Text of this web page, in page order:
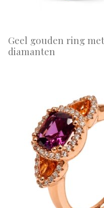
Geel gouden ring
diamanten